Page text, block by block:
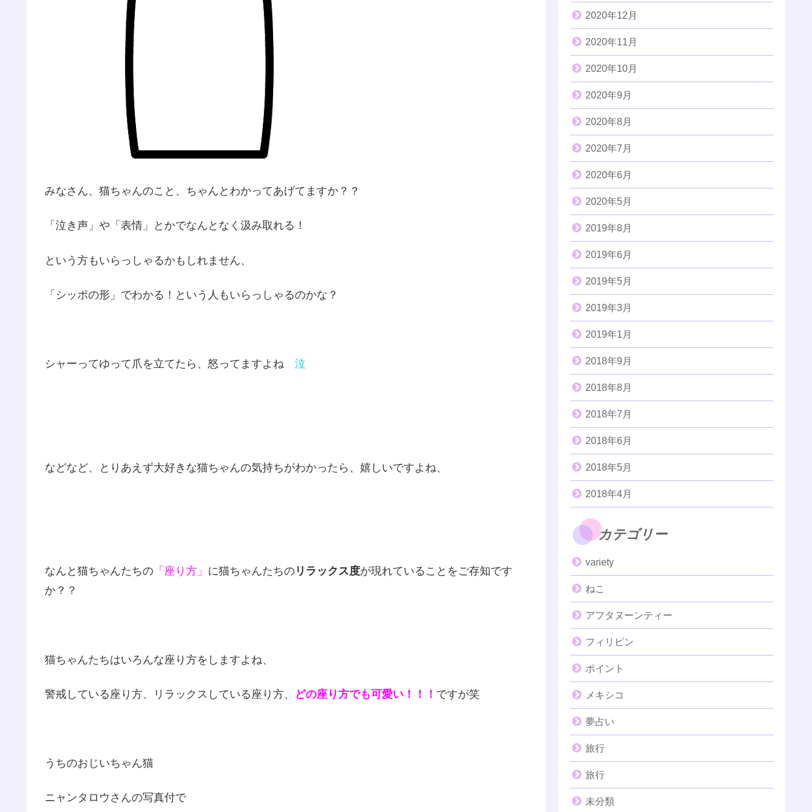
みなさん、猫ちゃんのこと、ちゃんとわかってあげてますか？？
「泣き声」や「表情」とかでなんとなく汲み取れる！
という方もいらっしゃるかもしれません、
「シッポの形」でわかる！という人もいらっしゃるのかな？
シャーってゆって爪を立てたら、怒ってますよね 泣
などなど、とりあえず大好きな猫ちゃんの気持ちがわかったら、嬉しいですよね、
なんと猫ちゃんたちの 「座り方」 に猫ちゃんたちの リラックス度が現れていることをご存知です
か？？
猫ちゃんたちはいろんな座り方をしますよね、
警戒している座り方、リラックスしている座り方、 どの座り方でも可愛い！！！ ですが笑
うちのおじいちゃん猫
ニャンタロウさんの写真付で
2020年12月
2020年11月
2020年10月
2020年9月
2020年8月
2020年7月
2020年6月
2020年5月
2019年8月
2019年6月
2019年5月
2019年3月
2019年1月
2018年9月
2018年8月
2018年7月
2018年6月
2018年5月
2018年4月
カテゴリー
variety
ねこ
アフタヌーンティー
フィリピン
ポイント
メキシコ
夢占い
旅行
旅行
未分類